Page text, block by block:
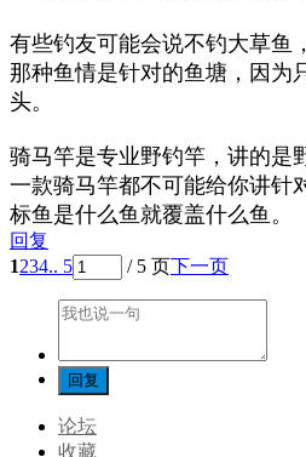
有些钓友可能会说不钓大草鱼
那种鱼情是针对的鱼塘，因为
头。
骑马竿是专业野钓竿，讲的是
一款骑马竿都不可能给你讲针
标鱼是什么鱼就覆盖什么鱼。
回复
1234.. 5 / 5 页下一页
论坛
收藏